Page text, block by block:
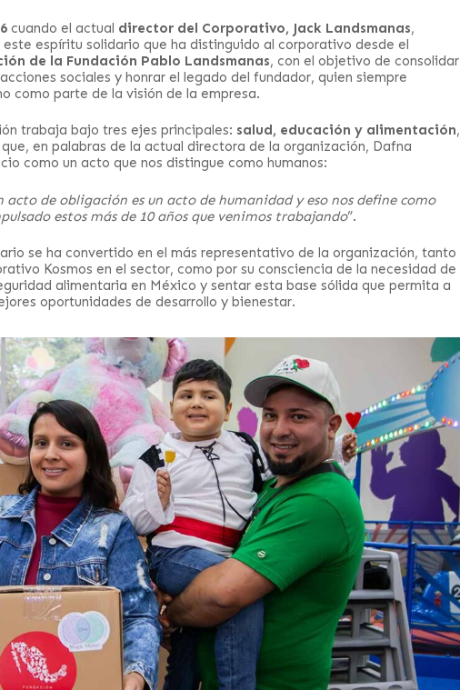
cuando el actual director del Corporativo, Jack Landsmanas,
espíritu solidario que ha distinguido al corporativo desde el
de la Fundación Pablo Landsmanas, con el objetivo de consolidar
sociales y honrar el legado del fundador, quien siempre
como parte de la visión de la empresa.
trabaja bajo tres ejes principales: salud, educación y alimentación,
en palabras de la actual directora de la organización, Dafna
como un acto que nos distingue como humanos:
acto de obligación es un acto de humanidad y eso nos define como
estos más de 10 años que venimos trabajando”.
se ha convertido en el más representativo de la organización, tanto
Kosmos en el sector, como por su consciencia de la necesidad de
alimentaria en México y sentar esta base sólida que permita a
oportunidades de desarrollo y bienestar.